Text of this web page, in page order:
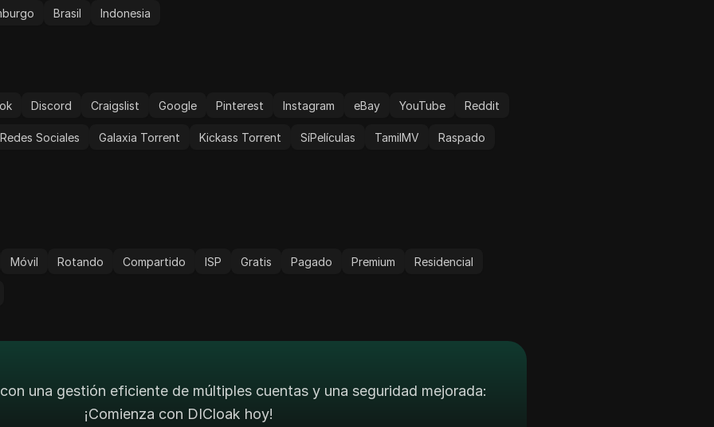
Brasil Indonesia
Discord Craigslist Google Pinterest Instagram eBay YouTube Reddit
Redes Sociales Galaxia Torrent Kickass Torrent SíPelículas TamilMV Raspado
Móvil Rotando Compartido ISP Gratis Pagado Premium Residencial
una gestión eficiente de múltiples cuentas y una seguridad mejorada:
¡Comienza con DICloak hoy!